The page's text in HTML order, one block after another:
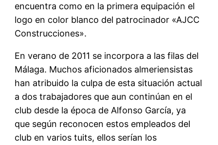
encuentra como en la primera equipación el
logo en color blanco del patrocinador «AJCC
Construcciones».
En verano de 2011 se incorpora a las filas del
Málaga. Muchos aficionados almeriensistas
han atribuido la culpa de esta situación actual
a dos trabajadores que aun continúan en el
club desde la época de Alfonso García, ya
que según reconocen estos empleados del
club en varios tuits, ellos serían los